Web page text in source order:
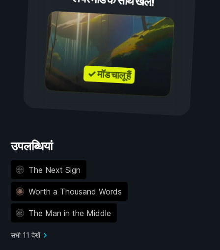
✓ मॉड चालू हैं
उपलब्धियां
The Next Sign
Worth a Thousand Words
The Man in the Middle
सभी 11 देखें